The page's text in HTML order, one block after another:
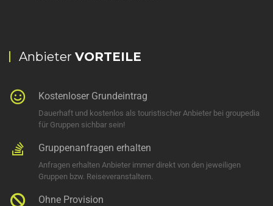
Anbieter VORTEILE
Kostenloser Grundeintrag
Dauerhaft und kostenlos als touristischer Anbieter bei groupedia
für Gruppen sichbar sein!
Gruppenanfragen erhalten
Anfragen erhalten Anbieter immer direkt von den jeweiligen
Gruppen bzw. Reiseveranstaltern.
Ohne Provision